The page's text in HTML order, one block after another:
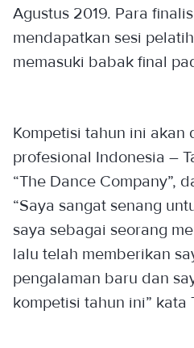
Agustus 2019. Para
mendapatkan sesi
memasuki babak final
Kompetisi tahun ini akan
profesional Indonesia –
“The Dance Company”,
“Saya sangat senang
saya sebagai seorang
lalu telah memberikan
pengalaman baru dan
kompetisi tahun ini” kata